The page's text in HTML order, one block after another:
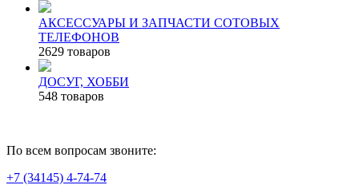
АКСЕССУАРЫ И ЗАПЧАСТИ СОТОВЫХ
ТЕЛЕФОНОВ
2629 товаров
ДОСУГ, ХОББИ
548 товаров
По всем вопросам звоните:
+7 (34145) 4-74-74